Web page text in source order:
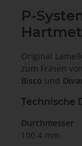
P-
Original
zum Fräsen
Bisco und
Technische
Durchmesser
100.4 mm